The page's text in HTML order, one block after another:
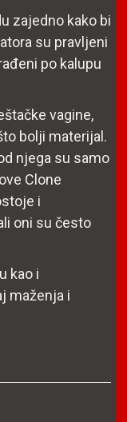
zajedno kako bi
su pravljeni
po kalupu
vagine,
bolji materijal.
njega su samo
Clone
i
oni su često
kao i
maženja i